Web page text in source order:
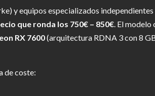
y equipos especializados independientes
que ronda los 750€ – 850€. El modelo
RX 7600(arquitectura RDNA 3 con 8
de coste: